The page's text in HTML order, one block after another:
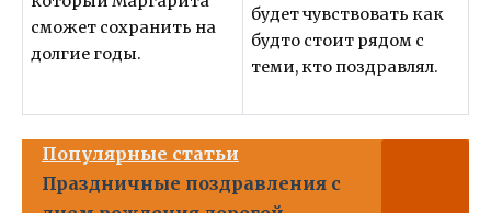
сможет сохранить на
долгие годы.
будет чувствовать как
будто стоит рядом с
теми, кто поздравлял.
Популярные статьи
Праздничные поздравления с